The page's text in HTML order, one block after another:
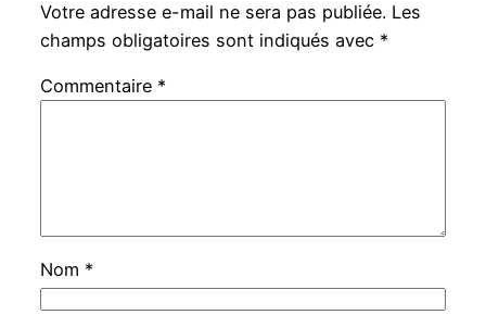
Votre adresse e-mail ne sera pas publiée. Les
champs obligatoires sont indiqués avec *
Commentaire *
Nom *